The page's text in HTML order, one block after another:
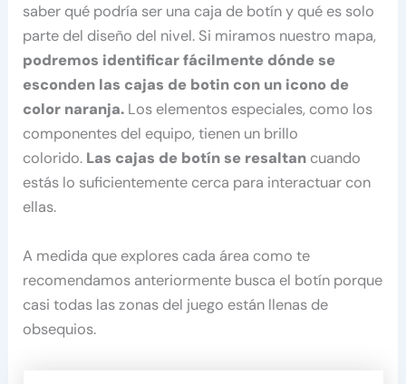
saber qué podría ser una caja de botín y qué es solo
parte del diseño del nivel. Si miramos nuestro mapa,
podremos identificar fácilmente dónde se
esconden las cajas de botin con un icono de
color naranja. Los elementos especiales, como los
componentes del equipo, tienen un brillo
colorido. Las cajas de botín se resaltan cuando
estás lo suficientemente cerca para interactuar con
ellas.
A medida que explores cada área como te
recomendamos anteriormente busca el botín porque
casi todas las zonas del juego están llenas de
obsequios.